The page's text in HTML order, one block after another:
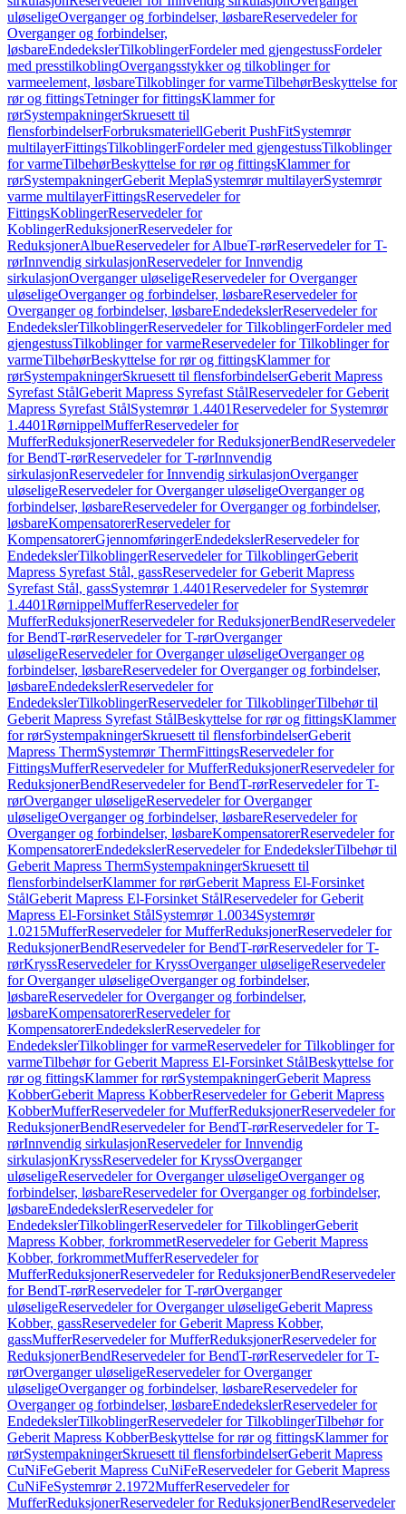
uløseligeOverganger og forbindelser, løsbareReservedeler for
Overganger og forbindelser,
løsbareEndedekslerTilkoblingerFordeler med gjengestussFordeler
med presstilkoblingOvergangsstykker og tilkoblinger for
varmeelement, løsbareTilkoblinger for varmeTilbehørBeskyttelse for
rør og fittingsTetninger for fittingsKlammer for
rørSystempakningerSkruesett til
flensforbindelserForbruksmateriellGeberit PushFitSystemrør
multilayerFittingsTilkoblingerFordeler med gjengestussTilkoblinger
for varmeTilbehørBeskyttelse for rør og fittingsKlammer for
rørSystempakningerGeberit MeplaSystemrør multilayerSystemrør
varme multilayerFittingsReservedeler for
FittingsKoblingerReservedeler for
KoblingerReduksjonerReservedeler for
ReduksjonerAlbueReservedeler for AlbueT-rørReservedeler for T-
rørInnvendig sirkulasjonReservedeler for Innvendig
sirkulasjonOverganger uløseligeReservedeler for Overganger
uløseligeOverganger og forbindelser, løsbareReservedeler for
Overganger og forbindelser, løsbareEndedekslerReservedeler for
EndedekslerTilkoblingerReservedeler for TilkoblingerFordeler med
gjengestussTilkoblinger for varmeReservedeler for Tilkoblinger for
varmeTilbehørBeskyttelse for rør og fittingsKlammer for
rørSystempakningerSkruesett til flensforbindelserGeberit Mapress
Syrefast StålGeberit Mapress Syrefast StålReservedeler for Geberit
Mapress Syrefast StålSystemrør 1.4401Reservedeler for Systemrør
1.4401RørnippelMufferReservedeler for
MufferReduksjonerReservedeler for ReduksjonerBendReservedeler
for BendT-rørReservedeler for T-rørInnvendig
sirkulasjonReservedeler for Innvendig sirkulasjonOverganger
uløseligeReservedeler for Overganger uløseligeOverganger og
forbindelser, løsbareReservedeler for Overganger og forbindelser,
løsbareKompensatorerReservedeler for
KompensatorerGjennomføringerEndedekslerReservedeler for
EndedekslerTilkoblingerReservedeler for TilkoblingerGeberit
Mapress Syrefast Stål, gassReservedeler for Geberit Mapress
Syrefast Stål, gassSystemrør 1.4401Reservedeler for Systemrør
1.4401RørnippelMufferReservedeler for
MufferReduksjonerReservedeler for ReduksjonerBendReservedeler
for BendT-rørReservedeler for T-rørOverganger
uløseligeReservedeler for Overganger uløseligeOverganger og
forbindelser, løsbareReservedeler for Overganger og forbindelser,
løsbareEndedekslerReservedeler for
EndedekslerTilkoblingerReservedeler for TilkoblingerTilbehør til
Geberit Mapress Syrefast StålBeskyttelse for rør og fittingsKlammer
for rørSystempakningerSkruesett til flensforbindelserGeberit
Mapress ThermSystemrør ThermFittingsReservedeler for
FittingsMufferReservedeler for MufferReduksjonerReservedeler for
ReduksjonerBendReservedeler for BendT-rørReservedeler for T-
rørOverganger uløseligeReservedeler for Overganger
uløseligeOverganger og forbindelser, løsbareReservedeler for
Overganger og forbindelser, løsbareKompensatorerReservedeler for
KompensatorerEndedekslerReservedeler for EndedekslerTilbehør til
Geberit Mapress ThermSystempakningerSkruesett til
flensforbindelserKlammer for rørGeberit Mapress El-Forsinket
StålGeberit Mapress El-Forsinket StålReservedeler for Geberit
Mapress El-Forsinket StålSystemrør 1.0034Systemrør
1.0215MufferReservedeler for MufferReduksjonerReservedeler for
ReduksjonerBendReservedeler for BendT-rørReservedeler for T-
rørKryssReservedeler for KryssOverganger uløseligeReservedeler
for Overganger uløseligeOverganger og forbindelser,
løsbareReservedeler for Overganger og forbindelser,
løsbareKompensatorerReservedeler for
KompensatorerEndedekslerReservedeler for
EndedekslerTilkoblinger for varmeReservedeler for Tilkoblinger for
varmeTilbehør for Geberit Mapress El-Forsinket StålBeskyttelse for
rør og fittingsKlammer for rørSystempakningerGeberit Mapress
KobberGeberit Mapress KobberReservedeler for Geberit Mapress
KobberMufferReservedeler for MufferReduksjonerReservedeler for
ReduksjonerBendReservedeler for BendT-rørReservedeler for T-
rørInnvendig sirkulasjonReservedeler for Innvendig
sirkulasjonKryssReservedeler for KryssOverganger
uløseligeReservedeler for Overganger uløseligeOverganger og
forbindelser, løsbareReservedeler for Overganger og forbindelser,
løsbareEndedekslerReservedeler for
EndedekslerTilkoblingerReservedeler for TilkoblingerGeberit
Mapress Kobber, forkrommetReservedeler for Geberit Mapress
Kobber, forkrommetMufferReservedeler for
MufferReduksjonerReservedeler for ReduksjonerBendReservedeler
for BendT-rørReservedeler for T-rørOverganger
uløseligeReservedeler for Overganger uløseligeGeberit Mapress
Kobber, gassReservedeler for Geberit Mapress Kobber,
gassMufferReservedeler for MufferReduksjonerReservedeler for
ReduksjonerBendReservedeler for BendT-rørReservedeler for T-
rørOverganger uløseligeReservedeler for Overganger
uløseligeOverganger og forbindelser, løsbareReservedeler for
Overganger og forbindelser, løsbareEndedekslerReservedeler for
EndedekslerTilkoblingerReservedeler for TilkoblingerTilbehør for
Geberit Mapress KobberBeskyttelse for rør og fittingsKlammer for
rørSystempakningerSkruesett til flensforbindelserGeberit Mapress
CuNiFeGeberit Mapress CuNiFeReservedeler for Geberit Mapress
CuNiFeSystemrør 2.1972MufferReservedeler for
MufferReduksjonerReservedeler for ReduksjonerBendReservedeler